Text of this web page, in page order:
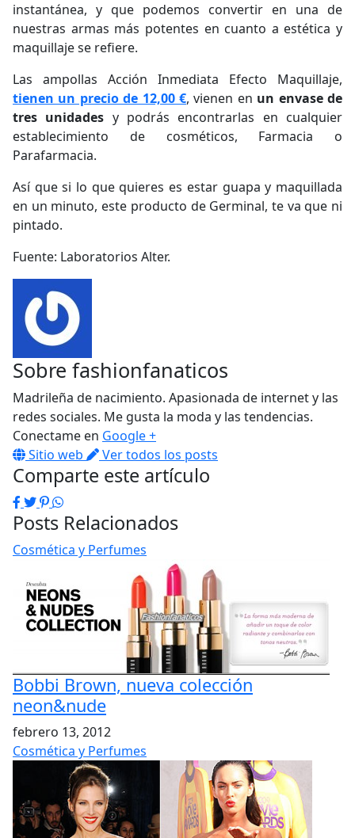
instantánea, y que podemos convertir en una de
nuestras armas más potentes en cuanto a estética y
maquillaje se refiere.
Las ampollas Acción Inmediata Efecto Maquillaje,
tienen un precio de 12,00 €, vienen en un envase de
tres unidades y podrás encontrarlas en cualquier
establecimiento de cosméticos, Farmacia o
Parafarmacia.
Así que si lo que quieres es estar guapa y maquillada
en un minuto, este producto de Germinal, te va que ni
pintado.
Fuente: Laboratorios Alter.
Sobre fashionfanaticos
Madrileña de nacimiento. Apasionada de internet y las
redes sociales. Me gusta la moda y las tendencias.
Conectame en Google +
Sitio web
Ver todos los posts
Comparte este artículo
Facebook
Twitter
Pinterest
WhatsApp
Posts Relacionados
Cosmética y Perfumes
Bobbi Brown, nueva colección
neon&nude
febrero 13, 2012
Cosmética y Perfumes